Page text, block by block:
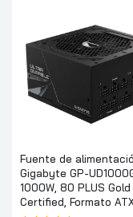
Fuente de
Gigabyte GP-
1000W, 80 PLUS Gold
Certified, Formato